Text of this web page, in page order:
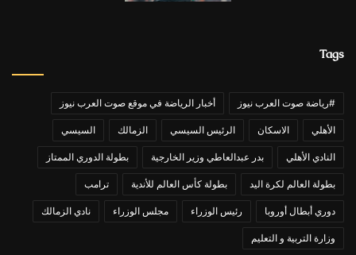
Tags
#رياضة صوت العرب نيوز أخبار الرياضة في موقع صوت العرب نيوز
الأهلي الاسكان الرئيس السيسي الزمالك السيسي
النادي الأهلي بدر عبدالعاطي وزير الخارجية بطولة الدوري الممتاز
بطولة العالم لكرة اليد بطولة كأس العالم للأندية ترامب
دوري أبطال أوروبا رئيس الوزراء مجلس الوزراء نادي الزمالك
وزارة التربية و التعليم